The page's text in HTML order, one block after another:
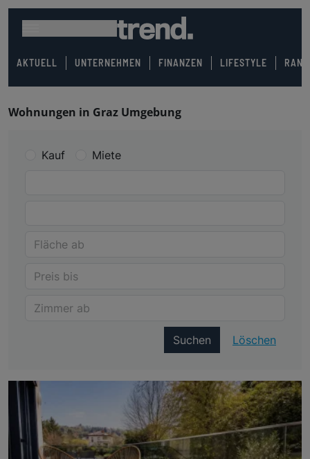
AKTUELL UNTERNEHMEN FINANZEN LIFESTYLE
Wohnungen in Graz Umgebung
Kauf Miete
Suchen Löschen